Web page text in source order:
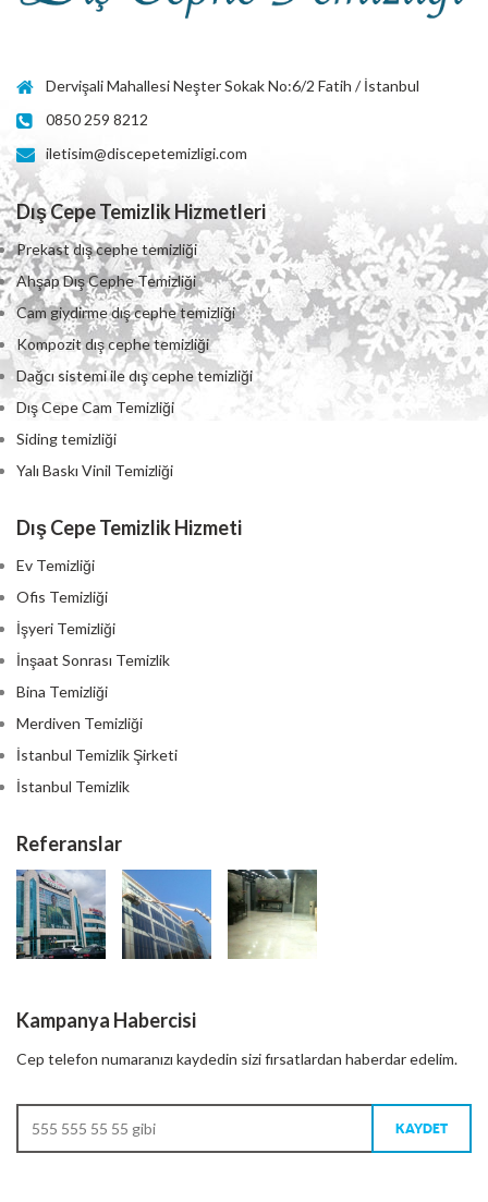
Dervişali Mahallesi Neşter Sokak No:6/2 Fatih / İstanbul
0850 259 8212
iletisim@discepetemizligi.com
Dış Cepe Temizlik Hizmetleri
Prekast dış cephe temizliği
Ahşap Dış Cephe Temizliği
Cam giydirme dış cephe temizliği
Kompozit dış cephe temizliği
Dağcı sistemi ile dış cephe temizliği
Dış Cepe Cam Temizliği
Siding temizliği
Yalı Baskı Vinil Temizliği
Dış Cepe Temizlik Hizmeti
Ev Temizliği
Ofis Temizliği
İşyeri Temizliği
İnşaat Sonrası Temizlik
Bina Temizliği
Merdiven Temizliği
İstanbul Temizlik Şirketi
İstanbul Temizlik
Referanslar
Kampanya Habercisi
Cep telefon numaranızı kaydedin sizi fırsatlardan haberdar edelim.